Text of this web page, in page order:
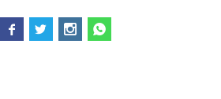
   